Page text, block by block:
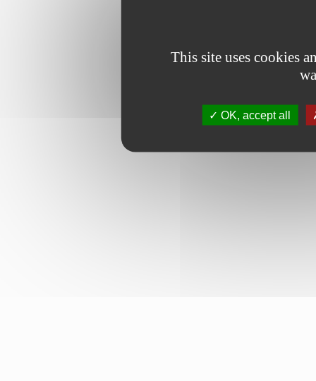
This site uses cookies
OK, accept all